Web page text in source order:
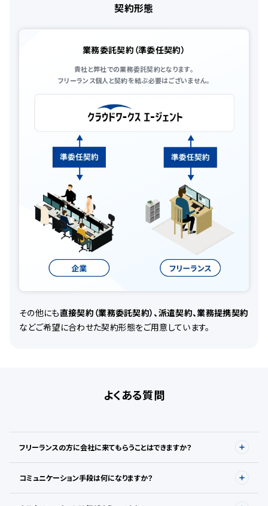
契約形態
業務委託契約（準委任契約）
貴社と弊社での業務委託契約となります。
フリーランス個人と契約を結ぶ必要はございません。
その他にも直接契約（業務委託契約）、派遣契約、業務提携契約
などご希望に合わせた契約形態をご用意しています。
よくある質問
フリーランスの方に会社に来てもらうことはできますか？
コミュニケーション手段は何になりますか？